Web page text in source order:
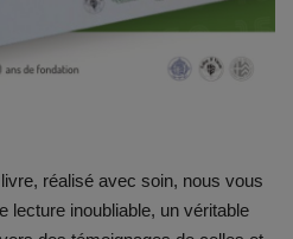
Vincent
réalisé avec soin, nous vous
lecture inoubliable, un véritable